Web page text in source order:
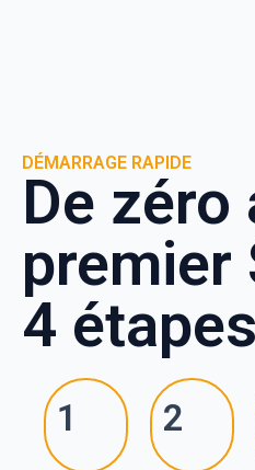
DÉMARRAGE RAPIDE
De zéro
premier
4 étapes
1 2